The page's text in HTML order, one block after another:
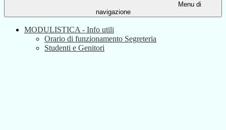
Menu di
navigazione
MODULISTICA - Info utili
Orario di funzionamento Segreteria
Studenti e Genitori